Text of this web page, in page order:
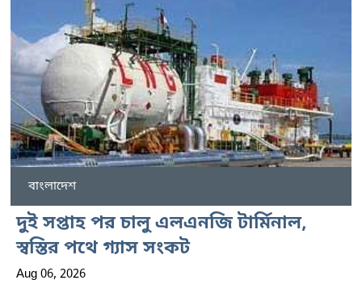
বাংলাদেশ
দুই সপ্তাহ পর চালু এলএনজি টার্মিনাল,
স্বস্তির পথে গ্যাস সংকট
Aug 06, 2026